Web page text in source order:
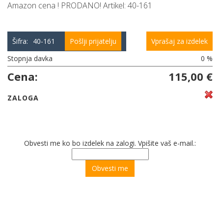
Amazon cena ! PRODANO! Artikel: 40-161
Šifra: 40-161 Vprašaj za izdelek
Pošlji prijatelju
Stopnja davka
0 %
Cena: 115,00 €
ZALOGA
Obvesti me ko bo izdelek na zalogi. Vpišite vaš e-mail.: